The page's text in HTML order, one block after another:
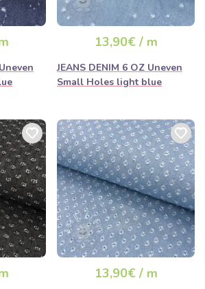
13,90€ / m
JEANS DENIM 6 OZ Uneven
Small Holes light blue
13,90€ / m